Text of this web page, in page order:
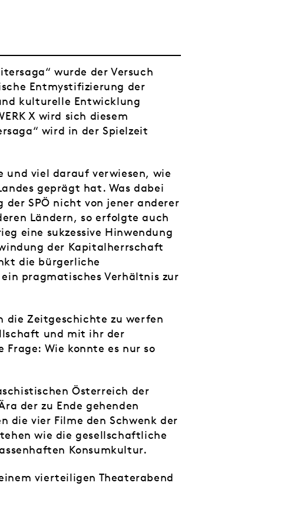
wurde der Versuch
Entmystifizierung der
kulturelle Entwicklung
X wird sich diesem
wird in der Spielzeit
und viel darauf verwiesen, wie
geprägt hat. Was dabei
SPÖ nicht von jener anderer
Ländern, so erfolgte auch
eine sukzessive Hinwendung
der Kapitalherrschaft
die bürgerliche
pragmatisches Verhältnis zur
die Zeitgeschichte zu werfen
und mit ihr der
Wie konnte es nur so
Österreich der
der zu Ende gehenden
die vier Filme den Schwenk der
wie die gesellschaftliche
Konsumkultur.
vierteiligen Theaterabend